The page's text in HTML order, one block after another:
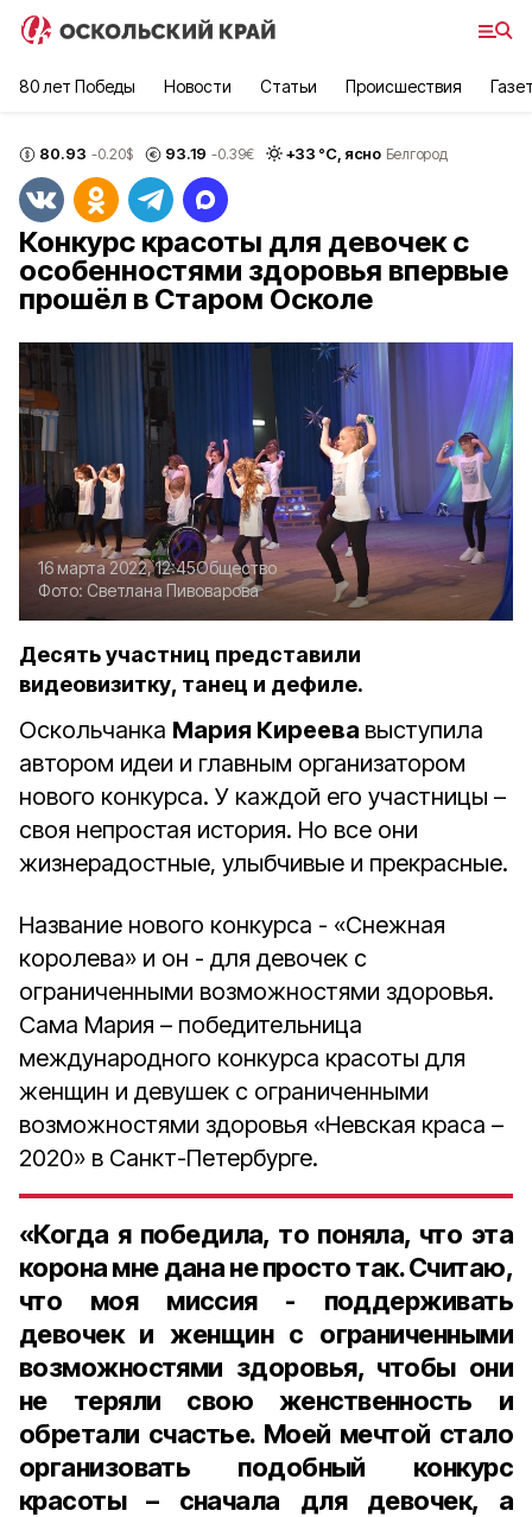
80 лет Победы Новости Статьи Происшествия
80.93 -0.20$ 93.19 -0.39€ +33 °С, ясно Белгород
Конкурс красоты для девочек с
особенностями здоровья впервые
прошёл в Старом Осколе
16 марта 2022, 12:45Общество
Фото: Светлана Пивоварова
Десять участниц представили
видеовизитку, танец и дефиле.
Оскольчанка Мария Киреева выступила
автором идеи и главным организатором
нового конкурса. У каждой его участницы –
своя непростая история. Но все они
жизнерадостные, улыбчивые и прекрасные.
Название нового конкурса - «Снежная
королева» и он - для девочек с
ограниченными возможностями здоровья.
Сама Мария – победительница
международного конкурса красоты для
женщин и девушек с ограниченными
возможностями здоровья «Невская краса –
2020» в Санкт-Петербурге.
«Когда я победила, то поняла, что эта
корона мне дана не просто так. Считаю,
что моя миссия - поддерживать
девочек и женщин с ограниченными
возможностями здоровья, чтобы они
не теряли свою женственность и
обретали счастье. Моей мечтой стало
организовать подобный конкурс
красоты – сначала для девочек, а